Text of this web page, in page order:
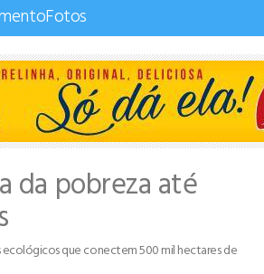
Fotos
da pobreza até
ecológicos que conectem 500 mil hectares de